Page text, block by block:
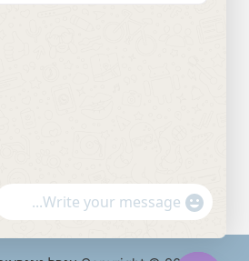
"+chaty_settings.lang.emoji_picker+"
WhatsApp